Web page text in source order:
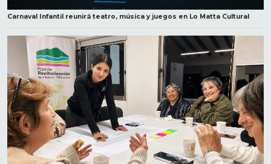
Carnaval Infantil reunirá teatro, música y juegos en Lo Matta Cultural